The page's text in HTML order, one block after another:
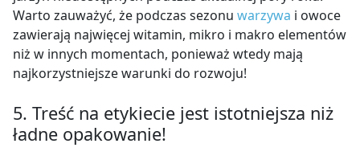
Warto zauważyć, że podczas sezonu warzywa i owoce
zawierają najwięcej witamin, mikro i makro elementów
niż w innych momentach, ponieważ wtedy mają
najkorzystniejsze warunki do rozwoju!
5. Treść na etykiecie jest istotniejsza niż
ładne opakowanie!